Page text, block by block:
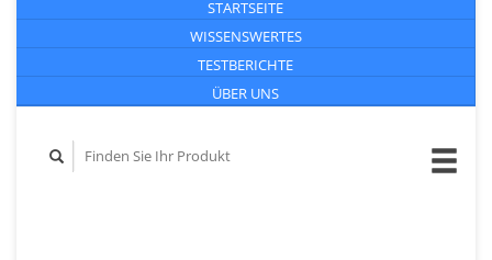
STARTSEITE
WISSENSWERTES
TESTBERICHTE
ÜBER UNS